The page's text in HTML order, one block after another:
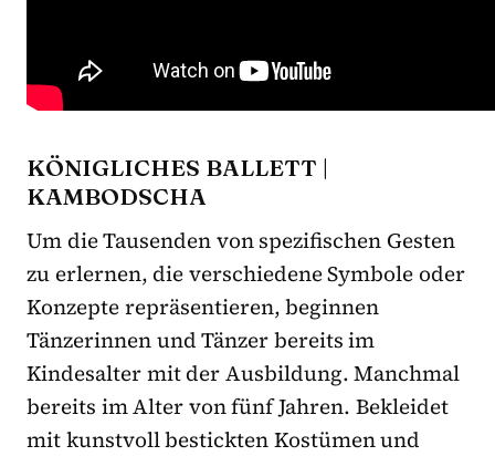
KÖNIGLICHES BALLETT |
KAMBODSCHA
Um die Tausenden von spezifischen Gesten
zu erlernen, die verschiedene Symbole oder
Konzepte repräsentieren, beginnen
Tänzerinnen und Tänzer bereits im
Kindesalter mit der Ausbildung. Manchmal
bereits im Alter von fünf Jahren. Bekleidet
mit kunstvoll bestickten Kostümen und